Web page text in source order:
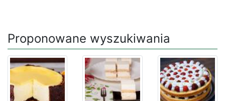
Proponowane wyszukiwania